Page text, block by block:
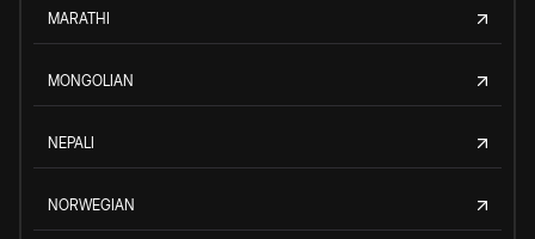
MARATHI
MONGOLIAN
NEPALI
NORWEGIAN